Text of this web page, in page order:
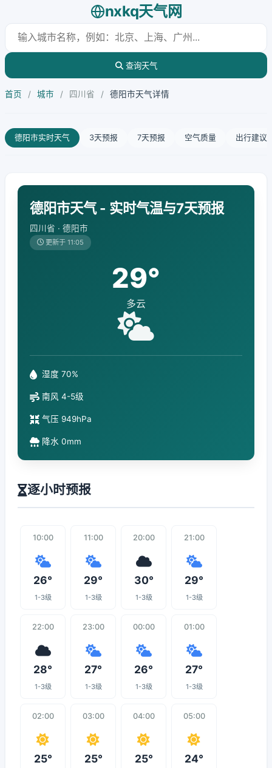
nxkq天气网
查询天气
首页 / 城市 / 四川省 / 德阳市天气详情
德阳市实时天气 3天预报 7天预报 空气质量 出行建议
德阳市天气 - 实时气温与7天预报
四川省 · 德阳市
更新于 11:05
29°
多云
湿度 70%
南风 4-5级
气压 949hPa
降水 0mm
逐小时预报
10:00
26°
1-3级
11:00
29°
1-3级
20:00
30°
1-3级
21:00
29°
1-3级
22:00
28°
1-3级
23:00
27°
1-3级
00:00
26°
1-3级
01:00
27°
1-3级
02:00
25°
03:00
25°
04:00
25°
05:00
24°